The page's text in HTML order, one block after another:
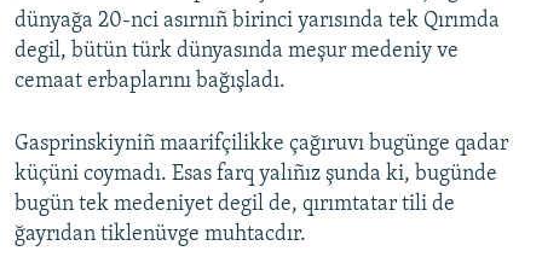
dünyağa 20-nci asırnıñ birinci yarısında tek Qırımda
degil, bütün türk dünyasında meşur medeniy ve
cemaat erbaplarını bağışladı.
Gasprinskiyniñ maarifçilikke çağıruvı bugünge qadar
küçüni coymadı. Esas farq yalıñız şunda ki, bugünde
bugün tek medeniyet degil de, qırımtatar tili de
ğayrıdan tiklenüvge muhtacdır.